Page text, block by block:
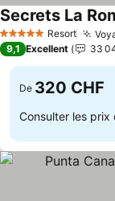
5 Étoiles Resort
Secrets La
9,1 Excellent 33
De 320 CHF
Consulter les prix